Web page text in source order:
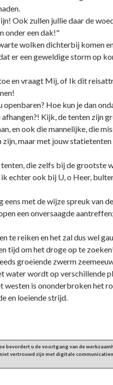
Ook zullen jullie daar de
onder een dak!"
wolken dichterbij komen
er een geweldige storm op
en vraagt Mij, of Ik dit
Hoe kun je dan
Kijk, de tenten zijn
en ook die mannelijke, die
maar met jouw statietenten
die zelfs bij de grootste
echter ook bij U, o Heer,
met de wijze spreuk van
een onversaagde
te reiken en het zal dus wel
tijd om het droge op te
groeiende zwerm
water wordt op verschillende
westen is ononderbroken het
en loeiende strijd.
bevordert u de voortgang van de
vertrouwd zijn met digitale